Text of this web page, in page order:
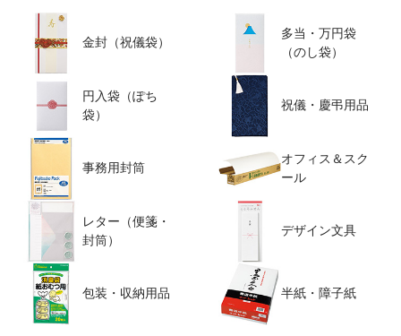
金封（祝儀袋）
多当・万円袋
（のし袋）
円入袋（ぽち
袋）
祝儀・慶弔用品
事務用封筒
オフィス＆スク
ール
レター（便箋・
封筒）
デザイン文具
包装・収納用品 半紙・障子紙